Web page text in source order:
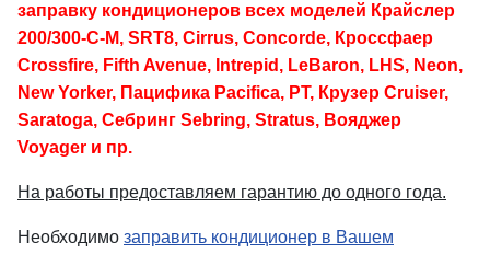
заправку кондиционеров всех моделей Крайслер
200/300-C-M, SRT8, Cirrus, Concorde, Кроссфаер
Crossfire, Fifth Avenue, Intrepid, LeBaron, LHS, Neon,
New Yorker, Пацифика Pacifica, PT, Крузер Cruiser,
Saratoga, Себринг Sebring, Stratus, Вояджер
Voyager и пр.
На работы предоставляем гарантию до одного года.
Необходимо заправить кондиционер в Вашем